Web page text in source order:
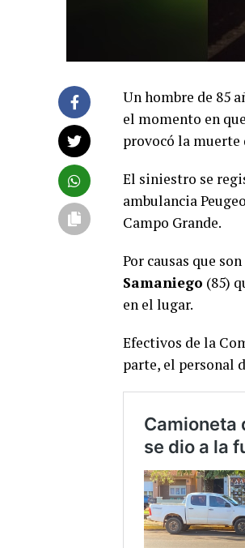
Un hombre de 85
el momento en
provocó la
El siniestro se
ambulancia
Campo Grande.
Por causas que
Samaniego (85)
en el lugar.
Efectivos de la
parte, el personal